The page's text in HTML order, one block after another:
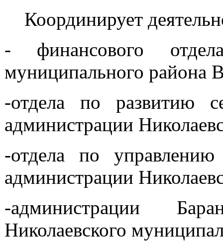
Координирует
- финансового
муниципального района
-отдела по развитию
администрации
-отдела по
администрации
-администрации
Николаевского